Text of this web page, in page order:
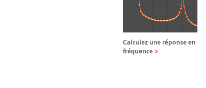
Calculez une réponse en
fréquence